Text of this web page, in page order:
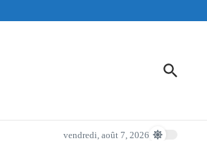
vendredi, août 7, 2026